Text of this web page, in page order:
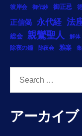
彼岸会 御伝鈔 御正忌
正信偈 永代経 法
総会 親鸞聖人 解体
除夜の鐘 除夜会 雅楽
アーカイブ